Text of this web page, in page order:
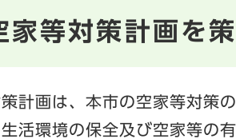
家等対策計画を
計画は、本市の空家等対策
活環境の保全及び空家等の